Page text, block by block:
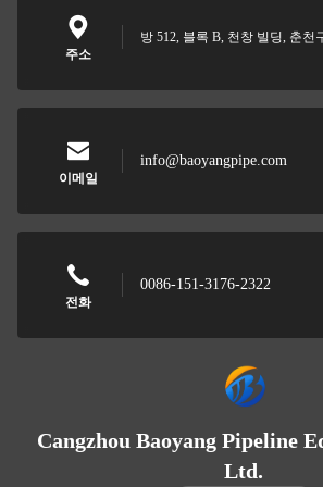
주소
방 512, 블록 B, 천창 빌딩, 춘천
이메일
info@baoyangpipe.com
전화
0086-151-3176-2322
Cangzhou Baoyang Pipeline
Ltd.